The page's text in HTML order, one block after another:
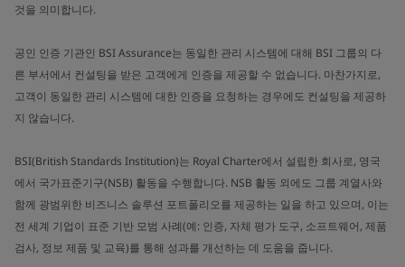
것을 의미합니다.
공인 인증 기관인 BSI Assurance는 동일한 관리 시스템에 대해 BSI 그룹의 다
른 부서에서 컨설팅을 받은 고객에게 인증을 제공할 수 없습니다. 마찬가지로,
고객이 동일한 관리 시스템에 대한 인증을 요청하는 경우에도 컨설팅을 제공하
지 않습니다.
BSI(British Standards Institution)는 Royal Charter에서 설립한 회사로, 영국
에서 국가표준기구(NSB) 활동을 수행합니다. NSB 활동 외에도 그룹 계열사와
함께 광범위한 비즈니스 솔루션 포트폴리오를 제공하는 일을 하고 있으며, 이는
전 세계 기업이 표준 기반 모범 사례(예: 인증, 자체 평가 도구, 소프트웨어, 제품
검사, 정보 제품 및 교육)를 통해 성과를 개선하는 데 도움을 줍니다.